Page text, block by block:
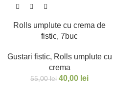
Rolls umplute cu crema de
fistic, 7buc
Gustari fistic, Rolls umplute cu
crema
55,00lei 40,00 lei